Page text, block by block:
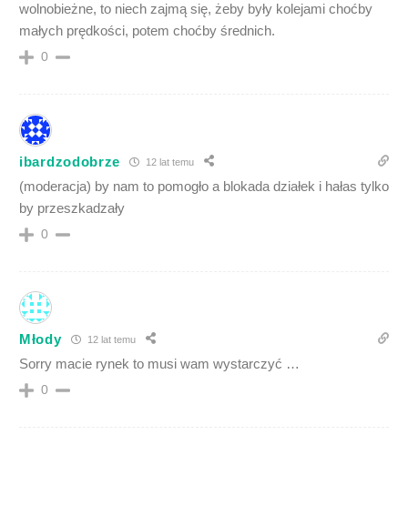
wolnobieżne, to niech zajmą się, żeby były kolejami choćby
małych prędkości, potem choćby średnich.
0
ibardzodobrze 12 lat temu
(moderacja) by nam to pomogło a blokada działek i hałas tylko
by przeszkadzały
0
Młody 12 lat temu
Sorry macie rynek to musi wam wystarczyć …
0